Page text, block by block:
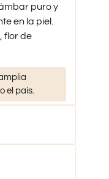
puro y
en la piel.
flor de
el país.